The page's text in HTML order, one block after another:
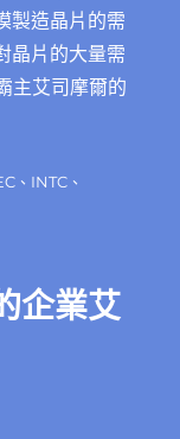
製造晶片的需
晶片的⼤量需
主艾司摩爾的
、 INTC 、
企業艾